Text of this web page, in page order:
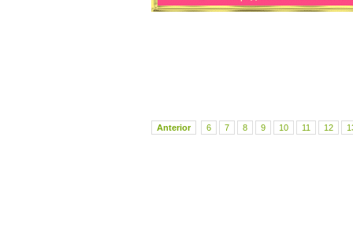
Anterior 6 7 8 9 10 11 12